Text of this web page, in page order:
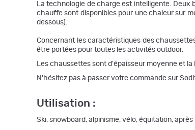
La technologie de charge est intelligente.
chauffe sont disponibles pour une chaleur sur
dessous).
Concernant les caractéristiques des
être portées pour toutes les activités outdoor.
Les chaussettes sont d'épaisseur moyenne et
N'hésitez pas à passer votre commande sur
Utilisation :
Ski, snowboard, alpinisme, vélo, équitation,